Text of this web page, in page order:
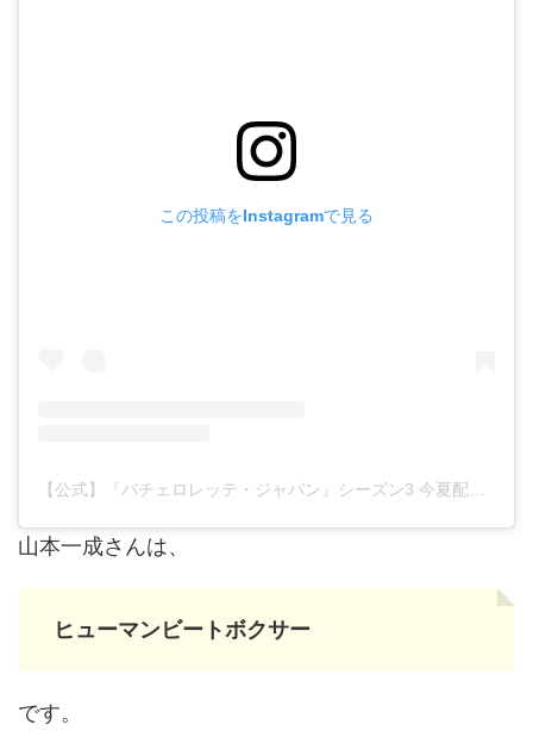
この投稿をInstagramで見る
【公式】『バチェロレッテ・ジャパン』シーズン3 今夏配信開始
山本一成さんは、
ヒューマンビートボクサー
です。